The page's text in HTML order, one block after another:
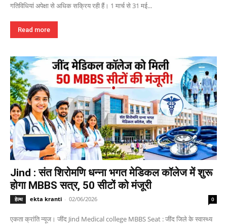
गतिविधियां अपेक्षा से अधिक सक्रिय रही हैं। 1 मार्च से 31 मई...
Read more
Jind : संत शिरोमणि धन्ना भगत मेडिकल कॉलेज में शुरू
होगा MBBS सत्र, 50 सीटों को मंजूरी
हेल्थ ekta kranti - 02/06/2026 0
एकता क्रांति न्यूज। जींद Jind Medical college MBBS Seat : जींद जिले के स्वास्थ्य